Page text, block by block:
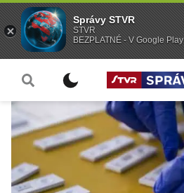
Správy STVR
STVR
BEZPLATNÉ - V Google Play